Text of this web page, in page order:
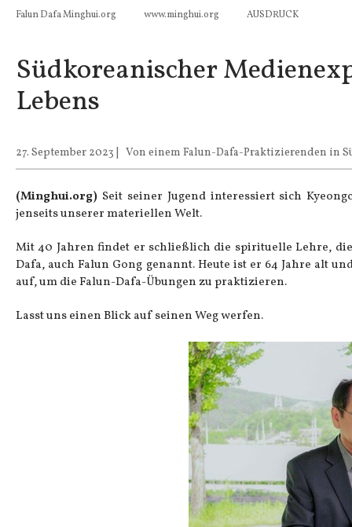
Falun Dafa Minghui.org www.minghui.org AUSDRUCK
Südkoreanischer
Lebens
27. September 2023 Von einem Falun-Dafa-Praktizierenden in
(Minghui.org) Seit seiner Jugend interessiert sich
jenseits unserer materiellen Welt.
Mit 40 Jahren findet er schließlich die spirituelle Lehre,
Dafa, auch Falun Gong genannt. Heute ist er 64 Jahre alt
auf, um die Falun-Dafa-Übungen zu praktizieren.
Lasst uns einen Blick auf seinen Weg werfen.